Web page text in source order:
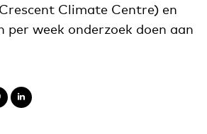
Climate Centre) en
per week onderzoek doen aan